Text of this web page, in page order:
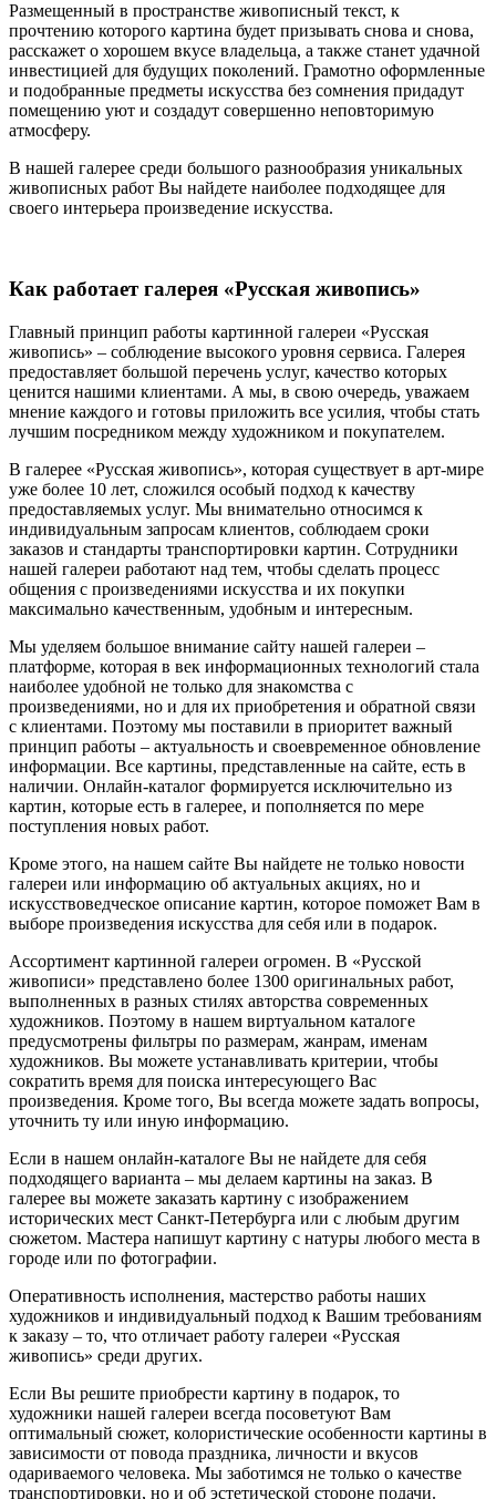
Размещенный в пространстве живописный текст, к
прочтению которого картина будет призывать снова и снова,
расскажет о хорошем вкусе владельца, а также станет удачной
инвестицией для будущих поколений. Грамотно оформленные
и подобранные предметы искусства без сомнения придадут
помещению уют и создадут совершенно неповторимую
атмосферу.
В нашей галерее среди большого разнообразия уникальных
живописных работ Вы найдете наиболее подходящее для
своего интерьера произведение искусства.
Как работает галерея «Русская живопись»
Главный принцип работы картинной галереи «Русская
живопись» – соблюдение высокого уровня сервиса. Галерея
предоставляет большой перечень услуг, качество которых
ценится нашими клиентами. А мы, в свою очередь, уважаем
мнение каждого и готовы приложить все усилия, чтобы стать
лучшим посредником между художником и покупателем.
В галерее «Русская живопись», которая существует в арт-мире
уже более 10 лет, сложился особый подход к качеству
предоставляемых услуг. Мы внимательно относимся к
индивидуальным запросам клиентов, соблюдаем сроки
заказов и стандарты транспортировки картин. Сотрудники
нашей галереи работают над тем, чтобы сделать процесс
общения с произведениями искусства и их покупки
максимально качественным, удобным и интересным.
Мы уделяем большое внимание сайту нашей галереи –
платформе, которая в век информационных технологий стала
наиболее удобной не только для знакомства с
произведениями, но и для их приобретения и обратной связи
с клиентами. Поэтому мы поставили в приоритет важный
принцип работы – актуальность и своевременное обновление
информации. Все картины, представленные на сайте, есть в
наличии. Онлайн-каталог формируется исключительно из
картин, которые есть в галерее, и пополняется по мере
поступления новых работ.
Кроме этого, на нашем сайте Вы найдете не только новости
галереи или информацию об актуальных акциях, но и
искусствоведческое описание картин, которое поможет Вам в
выборе произведения искусства для себя или в подарок.
Ассортимент картинной галереи огромен. В «Русской
живописи» представлено более 1300 оригинальных работ,
выполненных в разных стилях авторства современных
художников. Поэтому в нашем виртуальном каталоге
предусмотрены фильтры по размерам, жанрам, именам
художников. Вы можете устанавливать критерии, чтобы
сократить время для поиска интересующего Вас
произведения. Кроме того, Вы всегда можете задать вопросы,
уточнить ту или иную информацию.
Если в нашем онлайн-каталоге Вы не найдете для себя
подходящего варианта – мы делаем картины на заказ. В
галерее вы можете заказать картину с изображением
исторических мест Санкт-Петербурга или с любым другим
сюжетом. Мастера напишут картину с натуры любого места в
городе или по фотографии.
Оперативность исполнения, мастерство работы наших
художников и индивидуальный подход к Вашим требованиям
к заказу – то, что отличает работу галереи «Русская
живопись» среди других.
Если Вы решите приобрести картину в подарок, то
художники нашей галереи всегда посоветуют Вам
оптимальный сюжет, колористические особенности картины в
зависимости от повода праздника, личности и вкусов
одариваемого человека. Мы заботимся не только о качестве
транспортировки, но и об эстетической стороне подачи.